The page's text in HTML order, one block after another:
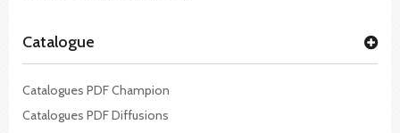
Catalogue
Catalogues PDF Champion
Catalogues PDF Diffusions